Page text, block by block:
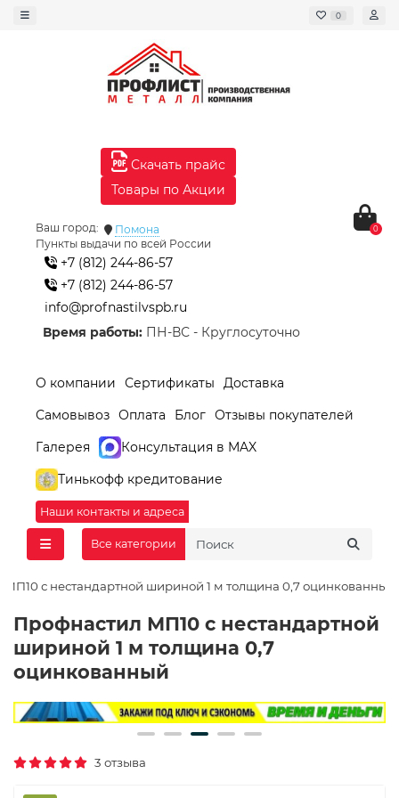
0
Скачать прайс
Товары по Акции
Ваш город:
Помона
Пункты выдачи по всей России
+7 (812) 244-86-57
+7 (812) 244-86-57
info@profnastilvspb.ru
Время работы: ПН-ВС - Круглосуточно
0
О компании Сертификаты
Доставка
Самовывоз Оплата Блог Отзывы покупателей
Галерея
Консультация в MAX
Тинькофф кредитование
Наши контакты и адреса
Все категории
с нестандартной шириной 1 м толщина 0,7 оцинкованный
Профнастил МП10 с нестандартной
шириной 1 м толщина 0,7
оцинкованный
3 отзыва